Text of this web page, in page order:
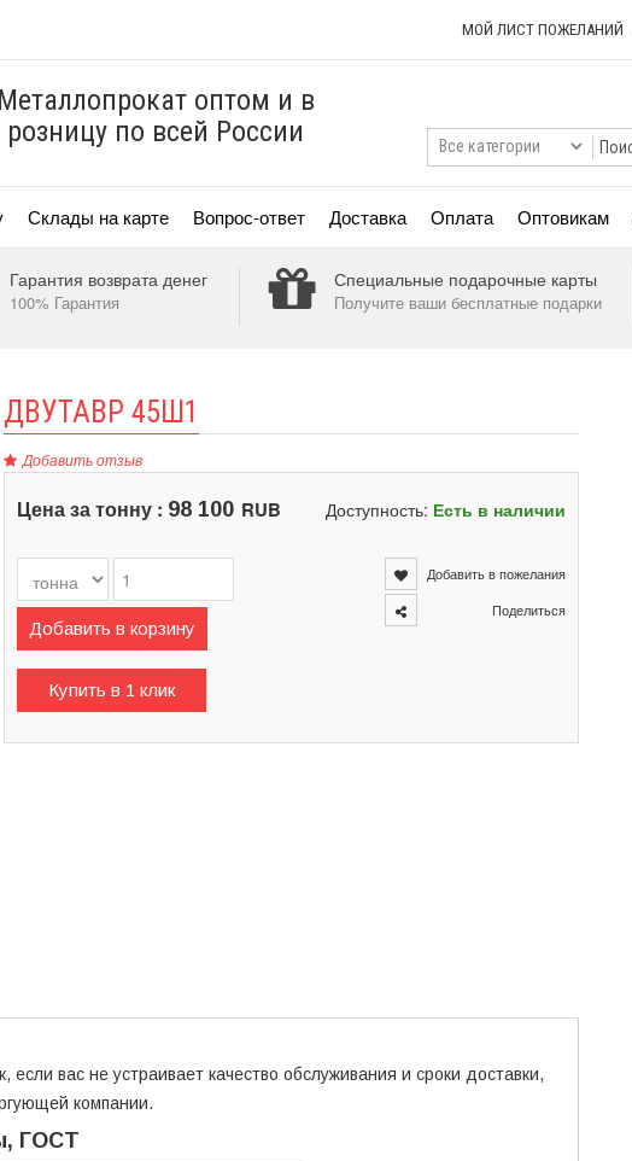
МОЙ ЛИСТ ПОЖЕЛАНИЙ
Металлопрокат оптом и в
розницу по всей России
Склады на карте Вопрос-ответ Доставка Оплата Оптовикам
Гарантия возврата денег
100% Гарантия
Специальные подарочные карты
Получите ваши бесплатные подарки
ДВУТАВР 45Ш1
Добавить отзыв
Доступность: Есть в наличии
Цена за тонну : 98 100 RUB
Добавить в корзину
Добавить в пожелания
Поделиться
Купить в 1 клик
вас не устраивает качество обслуживания и сроки доставки,
компании.
ГОСТ